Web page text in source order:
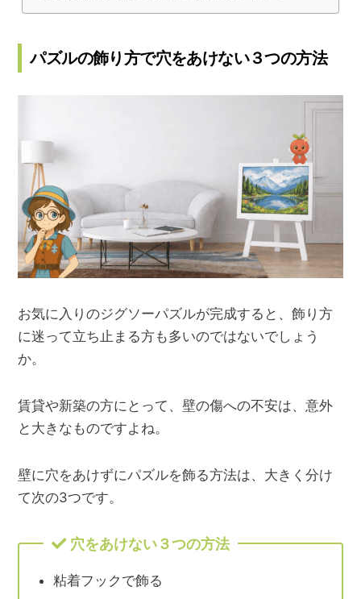
パズルの飾り方で穴をあけない３つの方法
お気に入りのジグソーパズルが完成すると、飾り方
に迷って立ち止まる方も多いのではないでしょう
か。
賃貸や新築の方にとって、壁の傷への不安は、意外
と大きなものですよね。
壁に穴をあけずにパズルを飾る方法は、大きく分け
て次の3つです。
穴をあけない３つの方法
粘着フックで飾る